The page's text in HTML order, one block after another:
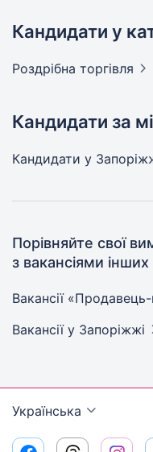
Кандидати у
Роздрібна торгівля
Кандидати за
Кандидати у
Порівняйте свої
з вакансіями
Вакансії
Вакансії у Запоріжжі
Українська